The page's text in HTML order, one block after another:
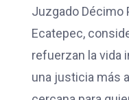
Juzgado Décimo
Ecatepec,
refuerzan la vida
una justicia más